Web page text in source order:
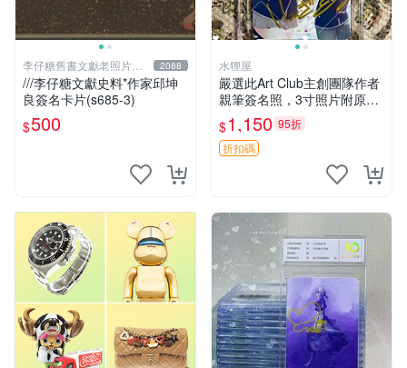
李仔糖舊書文獻老照片名
人收藏館
2088
///李仔糖文獻史料*作家邱坤
良簽名卡片(s685-3)
$500
水狸屋
嚴選此Art Club主創團隊作者
親筆簽名照，3寸照片附原裝
卡磚。收藏級面簽照，適合藝
術愛好者收藏與展示。 3寸
簽名 照片
$1,150 95折
折扣碼